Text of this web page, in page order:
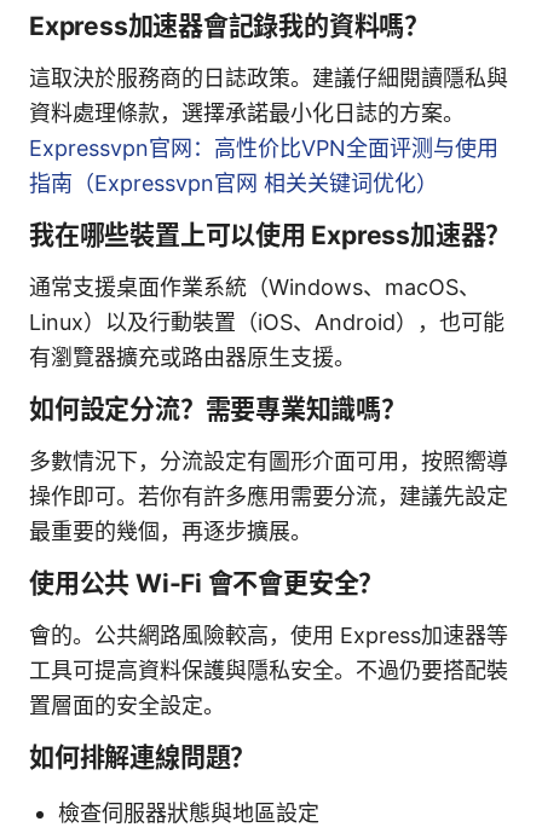
Express加速器會記錄我的資料嗎？
這取決於服務商的日誌政策。建議仔細閱讀隱私與
資料處理條款，選擇承諾最小化日誌的方案。
Expressvpn官网：高性价比VPN全面评测与使用
指南（Expressvpn官网 相关关键词优化）
我在哪些裝置上可以使用 Express加速器？
通常支援桌面作業系統（Windows、macOS、
Linux）以及行動裝置（iOS、Android），也可能
有瀏覽器擴充或路由器原生支援。
如何設定分流？需要專業知識嗎？
多數情況下，分流設定有圖形介面可用，按照嚮導
操作即可。若你有許多應用需要分流，建議先設定
最重要的幾個，再逐步擴展。
使用公共 Wi-Fi 會不會更安全？
會的。公共網路風險較高，使用 Express加速器等
工具可提高資料保護與隱私安全。不過仍要搭配裝
置層面的安全設定。
如何排解連線問題？
檢查伺服器狀態與地區設定